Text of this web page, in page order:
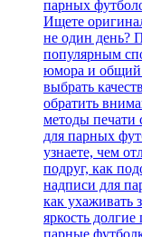
парных
Ищете
не один день?
популярным
юмора и общий
выбрать
обратить
методы печати
для парных
узнаете, чем
подруг, как
надписи для
как ухаживать
яркость
парные